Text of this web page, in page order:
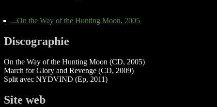
...On the Way of the Hunting Moon, 2005
Discographie
On the Way of the Hunting Moon (CD, 2005)
March for Glory and Revenge (CD, 2009)
Split avec NYDVIND (Ep, 2011)
Site web